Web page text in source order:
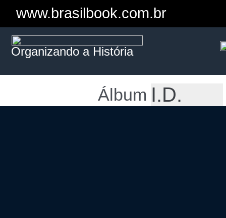
www.brasilbook.com.br
Organizando a História
Álbum